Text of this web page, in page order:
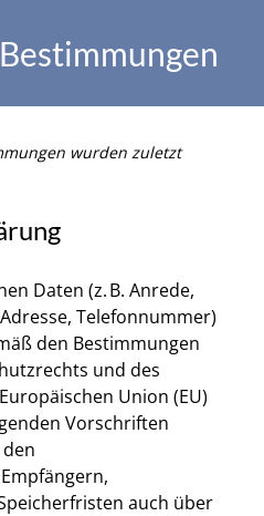
wurden zuletzt
Daten (z. B. Anrede,
Telefonnummer)
den Bestimmungen
und des
Union (EU)
Vorschriften
auch über